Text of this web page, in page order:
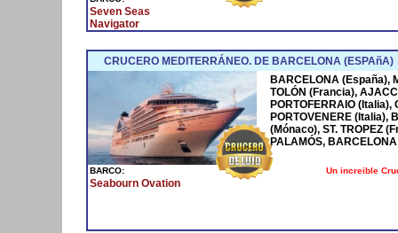
Seven Seas
Navigator
CRUCERO MEDITERRÁNEO. DE BARCELONA (ESPAñA)
BARCO:
Seabourn Ovation
BARCELONA (España),
TOLÓN (Francia),
PORTOFERRAIO (Italia),
PORTOVENERE (Italia),
(Mónaco), ST. TROPEZ
PALAMÓS,
Un increible